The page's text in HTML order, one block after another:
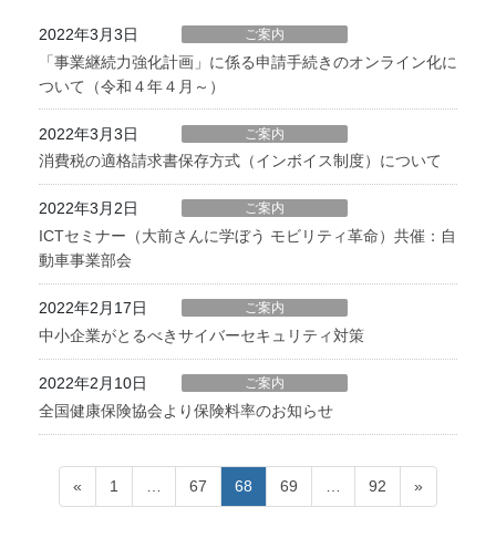
2022年3月3日 ご案内
「事業継続力強化計画」に係る申請手続きのオンライン化に
ついて（令和４年４月～）
2022年3月3日 ご案内
消費税の適格請求書保存方式（インボイス制度）について
2022年3月2日 ご案内
ICTセミナー（大前さんに学ぼう モビリティ革命）共催：自
動車事業部会
2022年2月17日 ご案内
中小企業がとるべきサイバーセキュリティ対策
2022年2月10日 ご案内
全国健康保険協会より保険料率のお知らせ
稿
«
ペ
ー
1
ペ
ー
67
ペ
ー
68
ペ
ー
69
ペ
ー
92 »